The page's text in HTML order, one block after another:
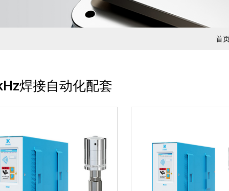
首
焊接自动化配套
、电箱出力大，发波稳定，
能软件调频，保障电箱与换
器谐振频率04、电...
01、电箱出力大，发波
可长时间工作02、电